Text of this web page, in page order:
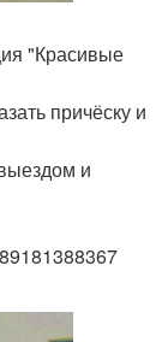
"Красивые
причёску и
и